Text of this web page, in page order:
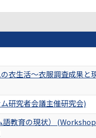
衣生活～衣服調査成果と
研究者会議主催研究会)
教育の現状）